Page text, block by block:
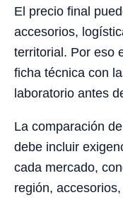
El precio final
accesorios,
territorial. Por eso
ficha técnica con
laboratorio antes
La comparación
debe incluir
cada mercado,
región,